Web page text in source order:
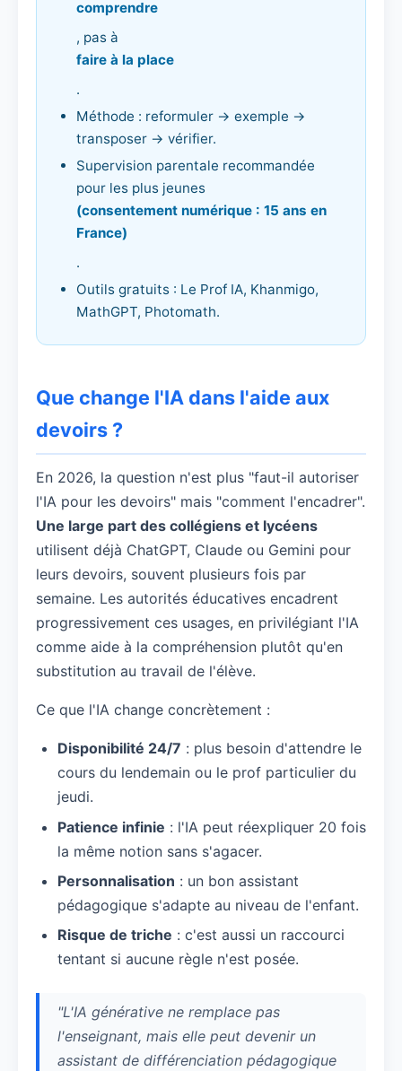
comprendre
, pas à
faire à la place
.
Méthode : reformuler → exemple →
transposer → vérifier.
Supervision parentale recommandée
pour les plus jeunes
(consentement numérique : 15 ans en
France)
.
Outils gratuits : Le Prof IA, Khanmigo,
MathGPT, Photomath.
Que change l'IA dans l'aide aux
devoirs ?
En 2026, la question n'est plus "faut-il autoriser
l'IA pour les devoirs" mais "comment l'encadrer".
Une large part des collégiens et lycéens
utilisent déjà ChatGPT, Claude ou Gemini pour
leurs devoirs, souvent plusieurs fois par
semaine. Les autorités éducatives encadrent
progressivement ces usages, en privilégiant l'IA
comme aide à la compréhension plutôt qu'en
substitution au travail de l'élève.
Ce que l'IA change concrètement :
Disponibilité 24/7 : plus besoin d'attendre le
cours du lendemain ou le prof particulier du
jeudi.
Patience infinie : l'IA peut réexpliquer 20 fois
la même notion sans s'agacer.
Personnalisation : un bon assistant
pédagogique s'adapte au niveau de l'enfant.
Risque de triche : c'est aussi un raccourci
tentant si aucune règle n'est posée.
"L'IA générative ne remplace pas
l'enseignant, mais elle peut devenir un
assistant de différenciation pédagogique